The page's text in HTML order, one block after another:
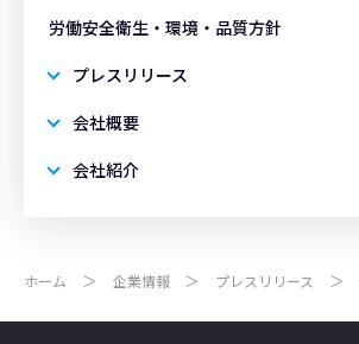
労働安全衛生・環境・品質方針
プレスリリース
会社概要
会社紹介
ホーム 企業情報 プレスリリース